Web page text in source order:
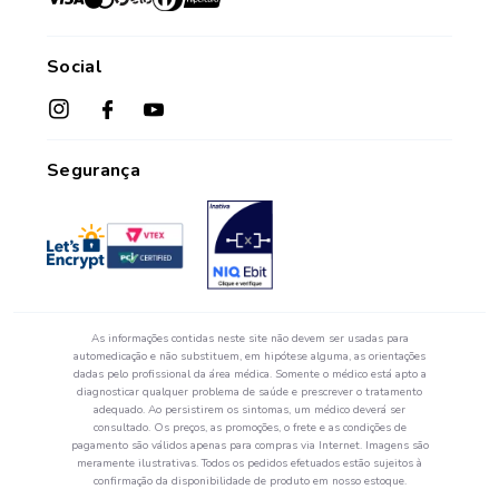
Crediário Web
Política de Troca e Devolução
Fale Conosco
Seja um Franqueado
Perguntas Frequentes
de segunda a sexta-feira.*
Social
Segurança
As informações contidas neste site não devem ser usadas para
automedicação e não substituem, em hipótese alguma, as orientações
dadas pelo profissional da área médica. Somente o médico está apto a
diagnosticar qualquer problema de saúde e prescrever o tratamento
adequado. Ao persistirem os sintomas, um médico deverá ser
consultado. Os preços, as promoções, o frete e as condições de
pagamento são válidos apenas para compras via Internet. Imagens são
meramente ilustrativas. Todos os pedidos efetuados estão sujeitos à
confirmação da disponibilidade de produto em nosso estoque.